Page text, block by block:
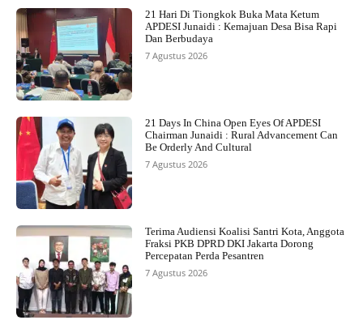
21 Hari Di Tiongkok Buka Mata Ketum
APDESI Junaidi : Kemajuan Desa Bisa Rapi
Dan Berbudaya
7 Agustus 2026
21 Days In China Open Eyes Of APDESI
Chairman Junaidi : Rural Advancement Can
Be Orderly And Cultural
7 Agustus 2026
Terima Audiensi Koalisi Santri Kota, Anggota
Fraksi PKB DPRD DKI Jakarta Dorong
Percepatan Perda Pesantren
7 Agustus 2026